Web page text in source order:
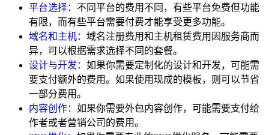
平台选择： 不同平台的费用不同，有些平台免费但功能
有限，而有些平台需要付费才能享受更多功能。
域名和主机： 域名注册费用和主机租赁费用因服务商而
异，可以根据需求选择不同的套餐。
设计与开发： 如果你需要定制化的设计和开发，可能需
要支付额外的费用。如果使用现成的模板，则可以节省
一部分费用。
内容创作： 如果你需要外包内容创作，可能需要支付给
作者或者营销公司的费用。